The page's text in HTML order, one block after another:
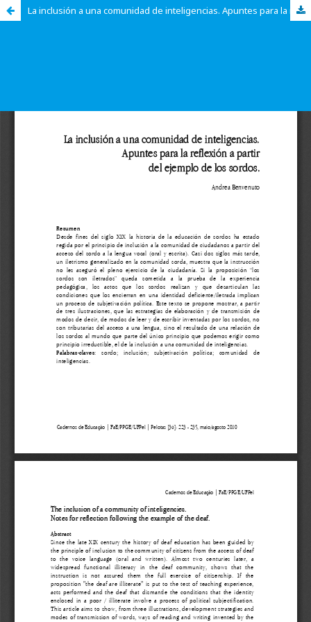
La inclusión a una comunidad de inteligencias. Apuntes para la reflexión a partir del ejemplo de los sordos